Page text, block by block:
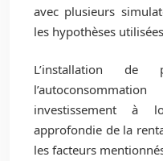
avec plusieurs
les hypothèses
L’installation de
investissement à
approfondie de la
les facteurs